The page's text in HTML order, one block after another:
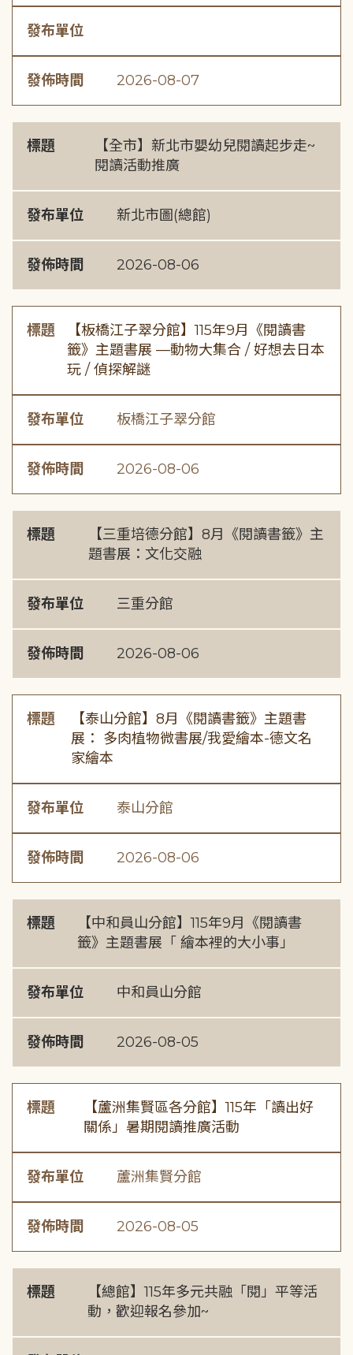
發布單位
發佈時間 2026-08-07
標題
【全市】新北市嬰幼兒閱讀起步走~
閱讀活動推廣
發布單位 新北市圖(總館)
發佈時間 2026-08-06
標題
【板橋江子翠分館】115年9月《閱讀書
籤》主題書展 —動物大集合 / 好想去日本
玩 / 偵探解謎
發布單位 板橋江子翠分館
發佈時間 2026-08-06
標題
【三重培德分館】8月《閱讀書籤》主
題書展：文化交融
發布單位 三重分館
發佈時間 2026-08-06
標題
【泰山分館】8月《閱讀書籤》主題書
展： 多肉植物微書展/我愛繪本-德文名
家繪本
發布單位 泰山分館
發佈時間 2026-08-06
標題
【中和員山分館】115年9月《閱讀書
籤》主題書展「 繪本裡的大小事」
發布單位 中和員山分館
發佈時間 2026-08-05
標題
【蘆洲集賢區各分館】115年「讀出好
關係」暑期閱讀推廣活動
發布單位 蘆洲集賢分館
發佈時間 2026-08-05
標題
【總館】115年多元共融「閱」平等活
動，歡迎報名參加~